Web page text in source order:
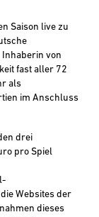
Saison live zu
Inhaberin von
fast aller 72
als
im Anschluss
drei
pro Spiel
Websites der
dieses